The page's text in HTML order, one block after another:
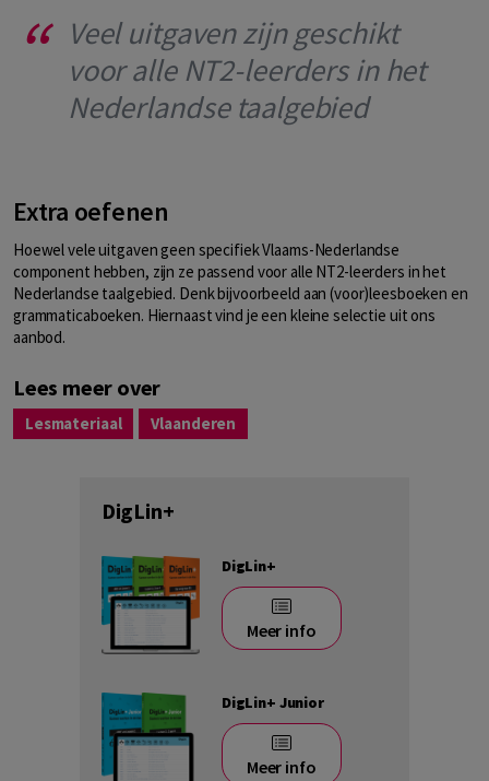
Veel uitgaven zijn geschikt
voor alle NT2-leerders in het
Nederlandse taalgebied
Extra oefenen
Hoewel vele uitgaven geen specifiek Vlaams-Nederlandse
component hebben, zijn ze passend voor alle NT2-leerders in het
Nederlandse taalgebied. Denk bijvoorbeeld aan (voor)leesboeken en
grammaticaboeken. Hiernaast vind je een kleine selectie uit ons
aanbod.
Lees meer over
Lesmateriaal Vlaanderen
DigLin+
DigLin+
Meer info
DigLin+ Junior
Meer info